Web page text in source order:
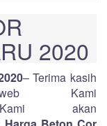
2020
– Terima kasih
Kami
akan